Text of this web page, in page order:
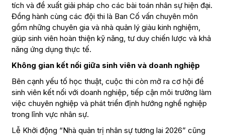
tích và đề xuất giải pháp cho các bài toán nhân sự hiện đại.
Đồng hành cùng các đội thi là Ban Cố vấn chuyên môn
gồm những chuyên gia và nhà quản lý giàu kinh nghiệm,
giúp sinh viên hoàn thiện kỹ năng, tư duy chiến lược và khả
năng ứng dụng thực tế.
Không gian kết nối giữa sinh viên và doanh nghiệp
Bên cạnh yếu tố học thuật, cuộc thi còn mở ra cơ hội để
sinh viên kết nối với doanh nghiệp, tiếp cận môi trường làm
việc chuyên nghiệp và phát triển định hướng nghề nghiệp
trong lĩnh vực nhân sự.
Lễ Khởi động “Nhà quản trị nhân sự tương lai 2026” cũng